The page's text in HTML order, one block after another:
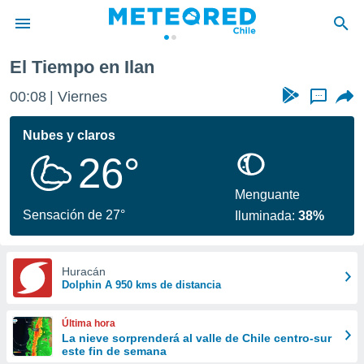
de
por
se
calidad.
a este
las
y
forma
digital
basada
El Tiempo en Ilan
00:08 Viernes ...
Nubes y claros
26°
Sensación de 27°
Menguante
Iluminada:38%
Huracán
Dolphin A 950 kms de distancia
Última hora
La nieve sorprenderá al valle de Chile centro-sur
este fin de semana